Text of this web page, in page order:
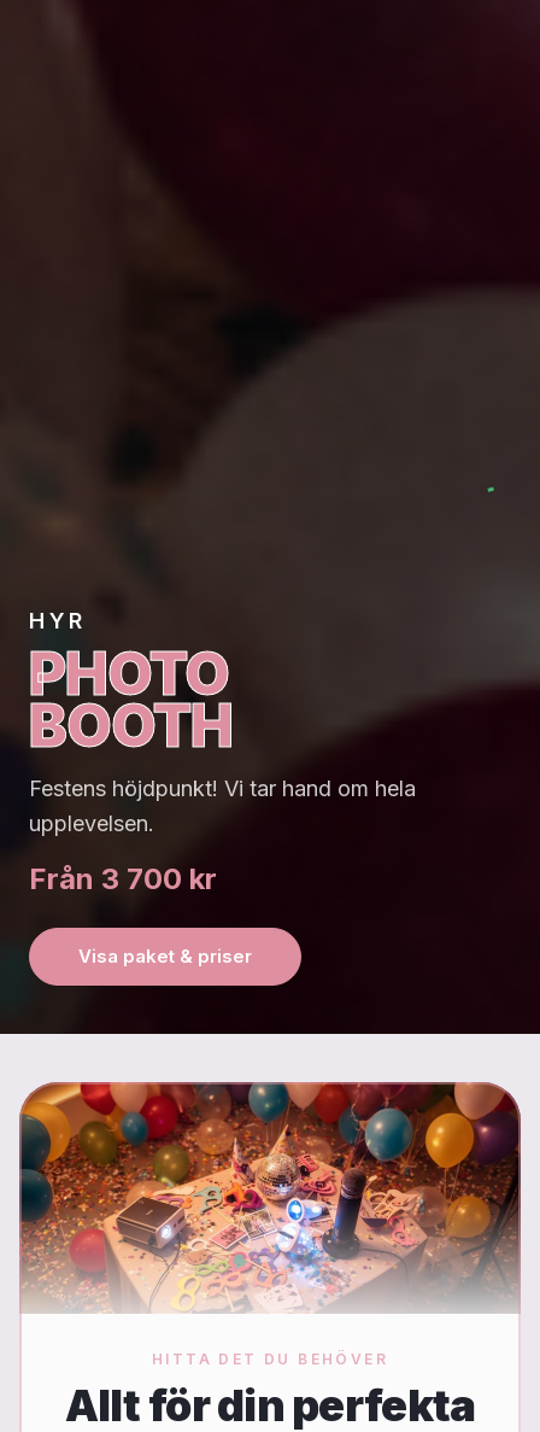
HYR
HYR PHOTO
PHOTO
BOOTH
Festens höjdpunkt! Vi tar hand om hela
upplevelsen.
Från 3 700 kr
Visa paket & priser
HITTA DET DU BEHÖVER
Allt för din perfekta